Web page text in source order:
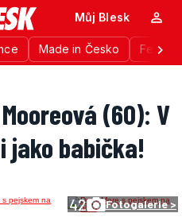
Made in Česko
Můj Blesk
(60): V
jako babička!
42 Fotogalerie >